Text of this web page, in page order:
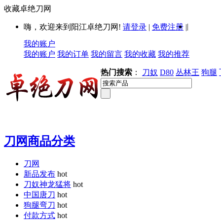
收藏卓绝刀网
嗨，欢迎来到阳江卓绝刀网! 请登录 | 免费注册 ||
我的账户
我的账户 我的订单 我的留言 我的收藏 我的推荐
热门搜索 ： 刀奴 D80 丛林王 狗腿
刀网商品分类
刀网
新品发布 hot
刀奴神龙猛将 hot
中国唐刀 hot
狗腿弯刀 hot
付款方式 hot